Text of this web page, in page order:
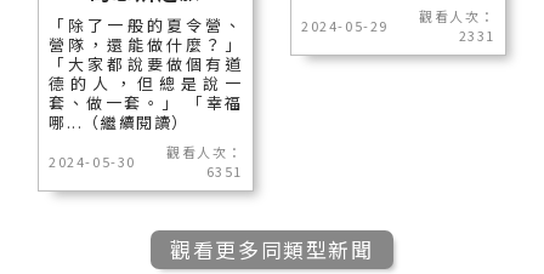
「除了一般的夏令營、
營隊，還能做什麼？」
「大家都說要做個有道
德的人，但總是說一
套、做一套。」 「幸福
哪...（繼續閱讀）
2024-05-30
觀看人次：
6351
2024-05-29
觀看人次：
2331
觀看更多同類型新聞